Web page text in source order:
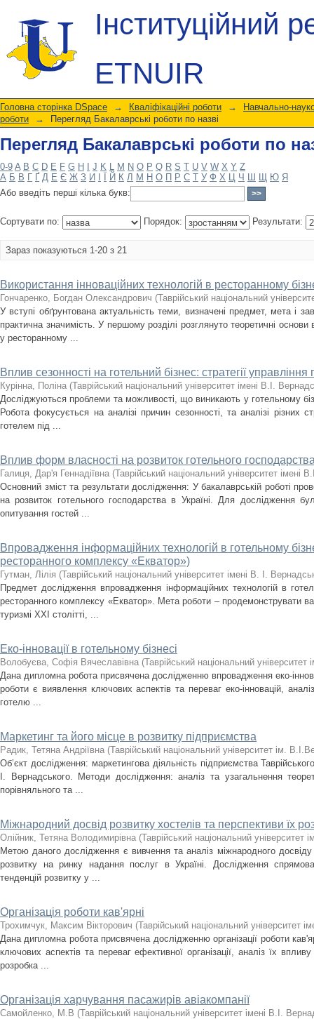
Інституційний
ETNUIR
Перегляд Бакалаврські роботи по
Головна сторінка DSpace → Кваліфікаційні роботи →
Навчально-
роботи
→ Перегляд Бакалаврські роботи по назві
Перегляд Бакалаврські роботи по
0-9 A B C D E F G H J K L M N O P Q R S T U V W X Y Z
А Б В Г Ґ Д Е Є Ж З И Й К Л М Н О П Р С Т У Ф Х Ц Ч Ш Щ Ю Я
Або введіть перші кілька букв:
Сортувати по: Порядок: Результати:
Зараз показуються 1-20 з 21
Використання інноваційних технологій в ресторанному
Гончаренко, Богдан Олександрович (Таврійський національний
У вступі обґрунтована актуальність теми, визначені предмет, мета і
практична значимість. У першому розділі розглянуто теоретичні основи
у ресторанному ...
Вплив сезонності на готельний бізнес: стратегії управління
Курінна, Поліна (Таврійський національний університет імені В.І.
Досліджуються проблеми та можливості, що виникають у готельному
Робота фокусується на аналізі причин сезонності, та аналізі різних
готелем під ...
Вплив форм власності на розвиток готельного
Галиця, Дар'я Геннадіївна (Таврійський національний університет імені
Основний зміст та результати дослідження: У бакалаврській роботі
на розвиток готельного господарства в Україні. Для дослідження
опитування гостей ...
Впровадження інформаційних технологій в готельному
ресторанного комплексу «Екватор»)
Гутман, Лілія (Таврійський національний університет імені В. І.
Предмет дослідження впровадження інформаційних технологій в
ресторанного комплексу «Екватор». Мета роботи – продемонструвати
туризмі XXI столітті, ...
Еко-інновації в готельному бізнесі
Волобуєва, Софія Вячеславівна (Таврійський національний університет
Дана дипломна робота присвячена дослідженню впровадження еко-
роботи є виявлення ключових аспектів та переваг еко-інновацій,
готелю ...
Маркетинг та його місце в розвитку підприємства
Радик, Тетяна Андріївна (Таврійський національний університет ім.
Об’єкт дослідження: маркетингова діяльність підприємства
І. Вернадського. Методи дослідження: аналіз та узагальнення
порівняльного та ...
Міжнародний досвід розвитку хостелів та перспективи їх
Олійник, Тетяна Володимирівна (Таврійський національний університет
Метою даного дослідження є вивчення та аналіз міжнародного досвіду
розвитку на ринку надання послуг в Україні. Дослідження
тенденцій розвитку у ...
Організація роботи кав'ярні
Трохимчук, Максим Вікторович (Таврійський національний університет
Дана дипломна робота присвячена дослідженню організації роботи
ключових аспектів та переваг ефективної організації, аналіз їх
розробка ...
Організація харчування пасажирів авіакомпанії
Самойленко, М.В (Таврійський національний університет імені В.І.